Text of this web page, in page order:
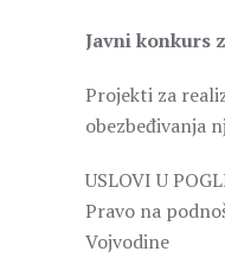
Javni konkurs
Projekti za
obezbeđivanja
USLOVI U
Pravo na
Vojvodine